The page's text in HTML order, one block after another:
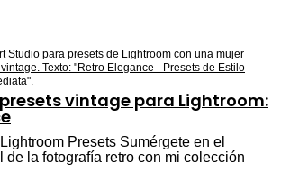
vintage para Lightroom:
Presets Sumérgete en el
de la fotografía retro con mi colección